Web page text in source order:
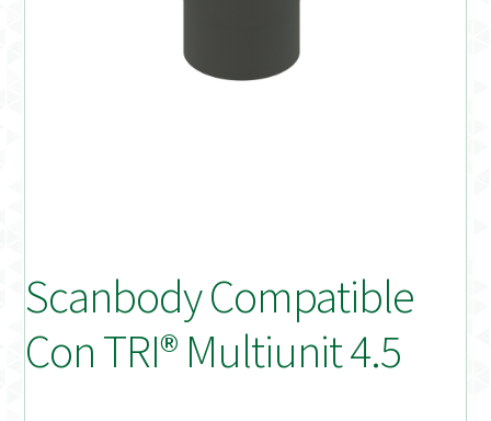
Mi cuenta
On-line Store
Scanbody Compatible
Con TRI® Multiunit 4.5